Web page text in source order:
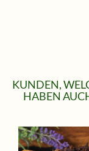
KUNDEN,
HABEN